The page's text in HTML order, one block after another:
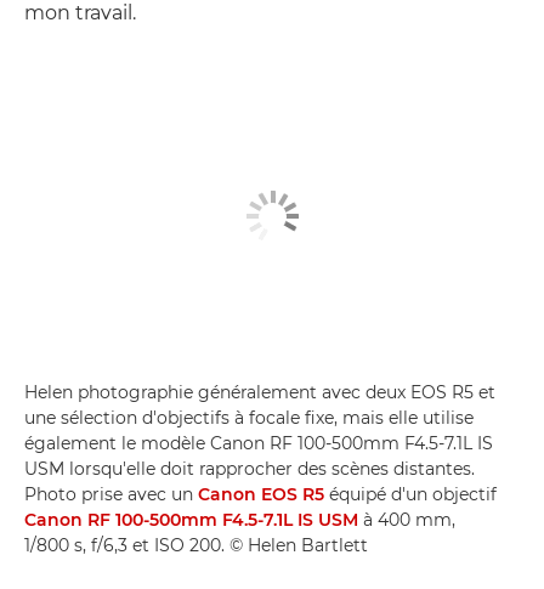
mon travail.
Helen photographie généralement avec deux EOS R5 et
une sélection d'objectifs à focale fixe, mais elle utilise
également le modèle Canon RF 100-500mm F4.5-7.1L IS
USM lorsqu'elle doit rapprocher des scènes distantes.
Photo prise avec un Canon EOS R5 équipé d'un objectif
Canon RF 100-500mm F4.5-7.1L IS USM à 400 mm,
1/800 s, f/6,3 et ISO 200. © Helen Bartlett